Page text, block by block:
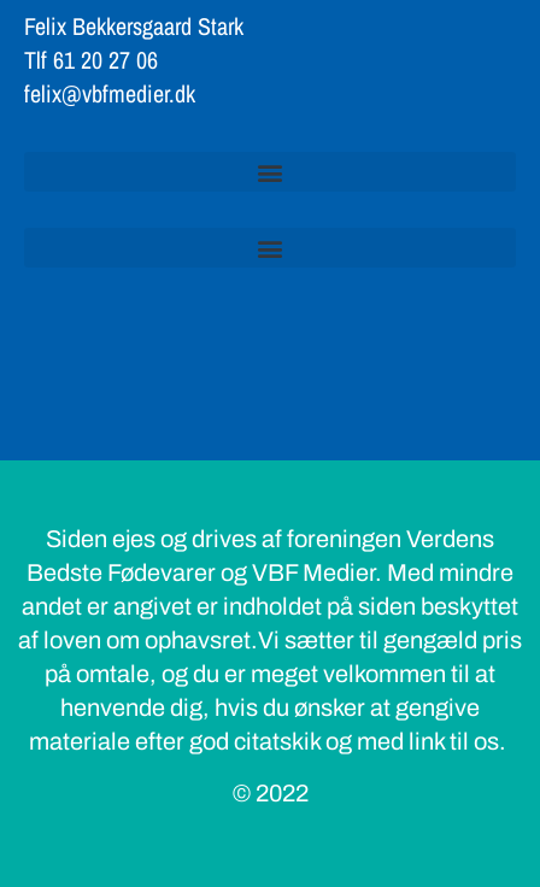
Felix Bekkersgaard Stark
Tlf 61 20 27 06
felix@vbfmedier.dk
Siden ejes og drives af foreningen Verdens
Bedste Fødevarer og VBF Medier. Med mindre
andet er angivet er indholdet på siden beskyttet
af loven om ophavsret.Vi sætter til gengæld pris
på omtale, og du er meget velkommen til at
henvende dig, hvis du ønsker at gengive
materiale efter god citatskik og med link til os.
© 2022